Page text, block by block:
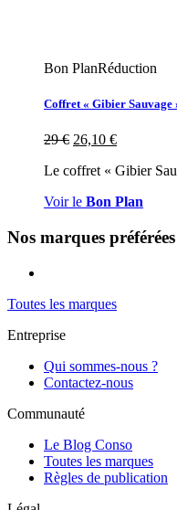
Bon PlanRéduction
Coffret « Gibier Sauvage
29€ 26,10 €
Le coffret « Gibier
Voir le Bon Plan
Nos marques préférées
Toutes les marques
Entreprise
Qui sommes-nous ?
Contactez-nous
Communauté
Le Blog Conso
Toutes les marques
Règles de publication